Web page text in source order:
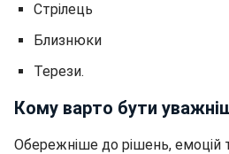
Стрілець
Близнюки
Терези.
Кому варто бути
Обережніше до рішень, емоцій